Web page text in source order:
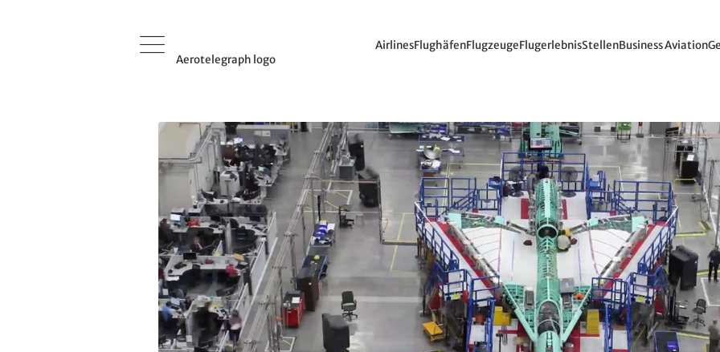
Aerotelegraph logo
AirlinesFlughäfenFlugzeugeFlugerlebnisStellenBusiness Aviation